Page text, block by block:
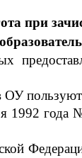
при
ОУ
1992